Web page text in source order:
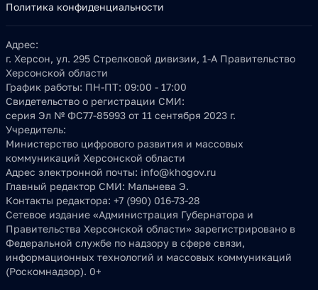
Политика конфиденциальности
Адрес:
г. Херсон, ул. 295 Стрелковой дивизии, 1-А Правительство
Херсонской области
График работы: ПН-ПТ: 09:00 - 17:00
Свидетельство о регистрации СМИ:
серия Эл № ФС77-85993 от 11 сентября 2023 г.
Учредитель:
Министерство цифрового развития и массовых
коммуникаций Херсонской области
Адрес электронной почты: info@khogov.ru
Главный редактор СМИ: Мальнева Э.
Контакты редактора: +7 (990) 016-73-28
Сетевое издание «Администрация Губернатора и
Правительства Херсонской области» зарегистрировано в
Федеральной службе по надзору в сфере связи,
информационных технологий и массовых коммуникаций
(Роскомнадзор). 0+